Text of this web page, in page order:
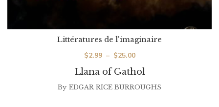
Llana of Gathol
Littératures de l'imaginaire
$2.99 – $25.00Plage
de
By EDGAR RICE BURROUGHS